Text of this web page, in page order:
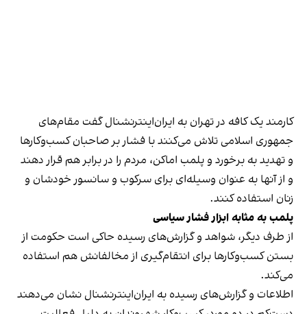
کارمند یک کافه در تهران به ایران‌اینترنشنال گفت مقام‌های
جمهوری اسلامی تلاش می‌کنند با فشار بر صاحبان کسب‌وکارها
و تهدید به برخورد و پلمب اماکن، مردم را در برابر هم قرار دهند
و از آنها به عنوان وسیله‌ای برای سرکوب و سانسور خودشان و
زنان استفاده کنند.
پلمب به مثابه ابزار فشار سیاسی
از طرف دیگر، شواهد و گزارش‌های رسیده حاکی است حکومت از
بستن کسب‌وکارها برای انتقام‌گیری از مخالفانش هم استفاده
می‌کند.
اطلاعات و گزارش‌های رسیده به ایران‌اینترنشنال نشان می‌دهند